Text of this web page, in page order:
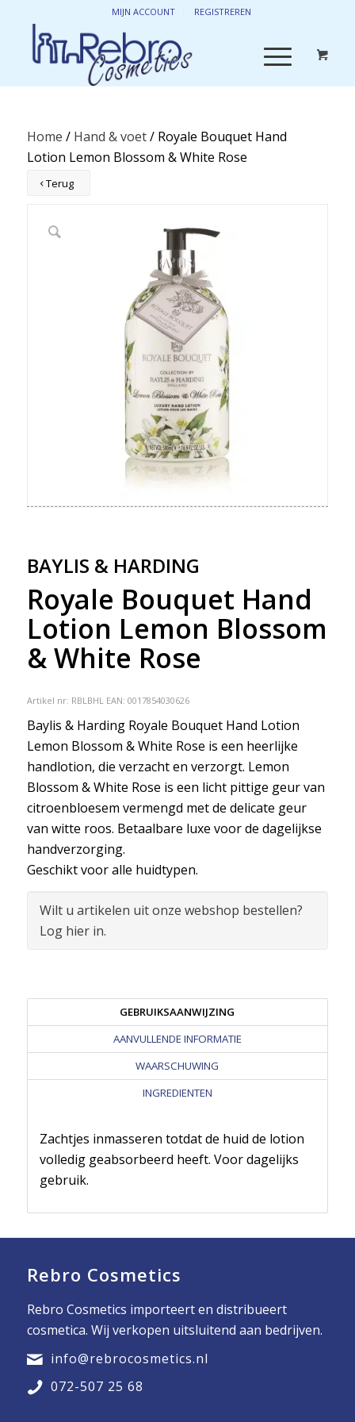
MIJN ACCOUNT REGISTREREN
Home / Hand & voet/ Royale Bouquet Hand
Lotion Lemon Blossom & White Rose
Terug
BAYLIS & HARDING
Royale Bouquet Hand
Lotion Lemon Blossom
& White Rose
Artikel nr: RBLBHL EAN: 0017854030626
Baylis & Harding Royale Bouquet Hand Lotion
Lemon Blossom & White Rose is een heerlijke
handlotion, die verzacht en verzorgt. Lemon
Blossom & White Rose is een licht pittige geur van
citroenbloesem vermengd met de delicate geur
van witte roos. Betaalbare luxe voor de dagelijkse
handverzorging.
Geschikt voor alle huidtypen.
Wilt u artikelen uit onze webshop bestellen?
Log hier in.
GEBRUIKSAANWIJZING
AANVULLENDE INFORMATIE
WAARSCHUWING
INGREDIENTEN
Zachtjes inmasseren totdat de huid de lotion
volledig geabsorbeerd heeft. Voor dagelijks
gebruik.
Rebro Cosmetics
Rebro Cosmetics importeert en distribueert
cosmetica. Wij verkopen uitsluitend aan bedrijven.
info@rebrocosmetics.nl
072-507 25 68